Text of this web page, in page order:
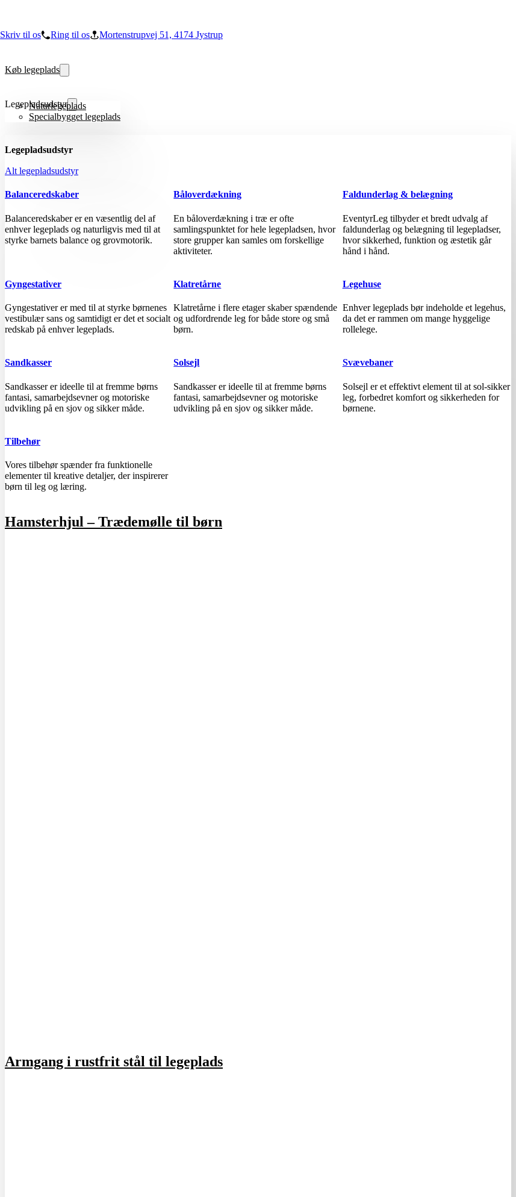
Skriv til os Ring til os Mortenstrupvej 51, 4174 Jystrup
Køb legeplads
Naturlegeplads
Specialbygget legeplads
Legepladsudstyr
Legepladsudstyr
Alt legepladsudstyr
Balanceredskaber
Balanceredskaber er en væsentlig del af
enhver legeplads og naturligvis med til at
styrke barnets balance og grovmotorik.
Båloverdækning
En båloverdækning i træ er ofte
samlingspunktet for hele legepladsen, hvor
store grupper kan samles om forskellige
aktiviteter.
Faldunderlag & belægning
EventyrLeg tilbyder et bredt udvalg af
faldunderlag og belægning til legepladser,
hvor sikkerhed, funktion og æstetik går
hånd i hånd.
Gyngestativer
Gyngestativer er med til at styrke børnenes
vestibulær sans og samtidigt er det et socialt
redskab på enhver legeplads.
Klatretårne
Klatretårne i flere etager skaber spændende
og udfordrende leg for både store og små
børn.
Legehuse
Enhver legeplads bør indeholde et legehus,
da det er rammen om mange hyggelige
rollelege.
Sandkasser
Sandkasser er ideelle til at fremme børns
fantasi, samarbejdsevner og motoriske
udvikling på en sjov og sikker måde.
Solsejl
Sandkasser er ideelle til at fremme børns
fantasi, samarbejdsevner og motoriske
udvikling på en sjov og sikker måde.
Svævebaner
Solsejl er et effektivt element til at sol-sikker
leg, forbedret komfort og sikkerheden for
børnene.
Tilbehør
Vores tilbehør spænder fra funktionelle
elementer til kreative detaljer, der inspirerer
børn til leg og læring.
Hamsterhjul – Trædemølle til børn
Armgang i rustfrit stål til legeplads